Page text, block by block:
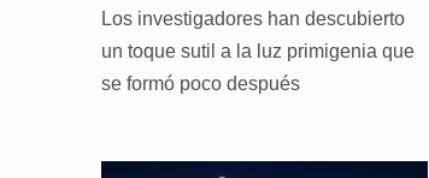
Los investigadores han descubierto
un toque sutil a la luz primigenia que
se formó poco después